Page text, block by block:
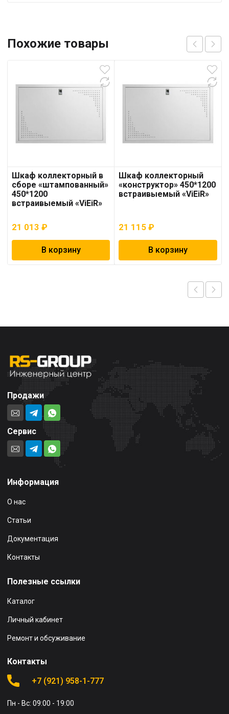
Похожие товары
Шкаф коллекторный в
сборе «штампованный»
450*1200
встраивыемый «ViEiR»
21 013 ₽
В корзину
Шкаф коллекторный
«конструктор» 450*1200
встраивыемый «ViEiR»
21 115₽
В корзину
Продажи
Сервис
Информация
О нас
Статьи
Документация
Контакты
Полезные ссылки
Каталог
Личный кабинет
Ремонт и обсуживание
Контакты
+7 (921) 958-1-777
Пн - Вс: 09:00 - 19:00